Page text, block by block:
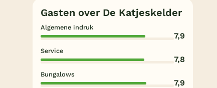
Onze vakantiegidsen
Vakantieparken
Subtropisch zwembad
Overdekt zwembad
Gasten over De Katjeskelder
Algemene indruk
7,9
Service
7,8
Bungalows
7,9